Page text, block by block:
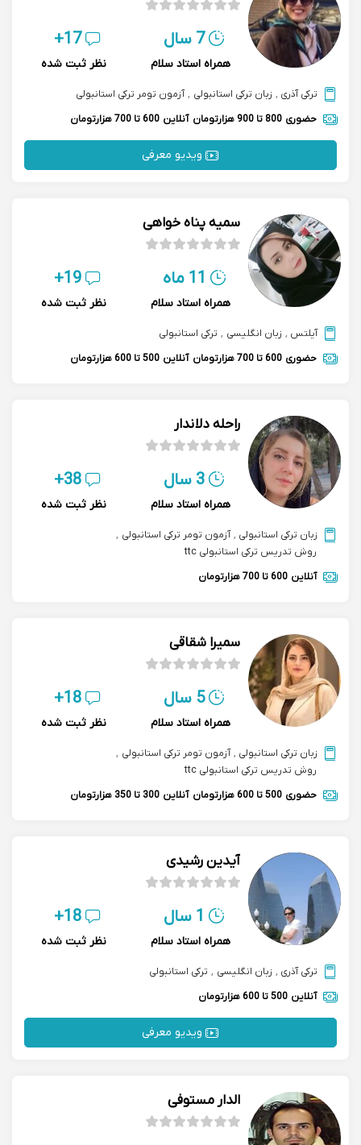
7 سال
همراه استاد سلام
17+
نظر ثبت شده
ترکی آذری , زبان ترکی استانبولی , آزمون تومر ترکی استانبولی
حضوری 800 تا 900 هزارتومان آنلاین 600 تا 700 هزارتومان
ویدیو معرفی
سمیه پناه خواهی
11 ماه
همراه استاد سلام
19+
نظر ثبت شده
آیلتس , زبان انگلیسی , ترکی استانبولی
حضوری 600 تا 700 هزارتومان آنلاین 500 تا 600 هزارتومان
راحله دلاندار
3 سال
همراه استاد سلام
38+
نظر ثبت شده
زبان ترکی استانبولی , آزمون تومر ترکی استانبولی ,
روش تدریس ترکی استانبولی ttc
آنلاین 600 تا 700 هزارتومان
سمیرا شقاقی
5 سال
همراه استاد سلام
18+
نظر ثبت شده
زبان ترکی استانبولی , آزمون تومر ترکی استانبولی ,
روش تدریس ترکی استانبولی ttc
حضوری 500 تا 600 هزارتومان آنلاین 300 تا 350 هزارتومان
آیدین رشیدی
1 سال
همراه استاد سلام
18+
نظر ثبت شده
ترکی آذری , زبان انگلیسی , ترکی استانبولی
آنلاین 500 تا 600 هزارتومان
ویدیو معرفی
الدار مستوفی